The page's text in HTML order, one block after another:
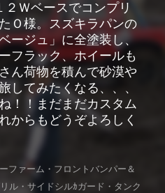
２Ｗベースでコンプリ
Ｏ様。スズキラパンの
ージュ」に全塗装し、
フラック、ホイールも
ん荷物を積んで砂漠や
してみたくなる、、、
！！まだまだカスタム
からもどうぞよろしく
ファーム・フロントバンパー＆
ル・サイドシルｶガード・タンク